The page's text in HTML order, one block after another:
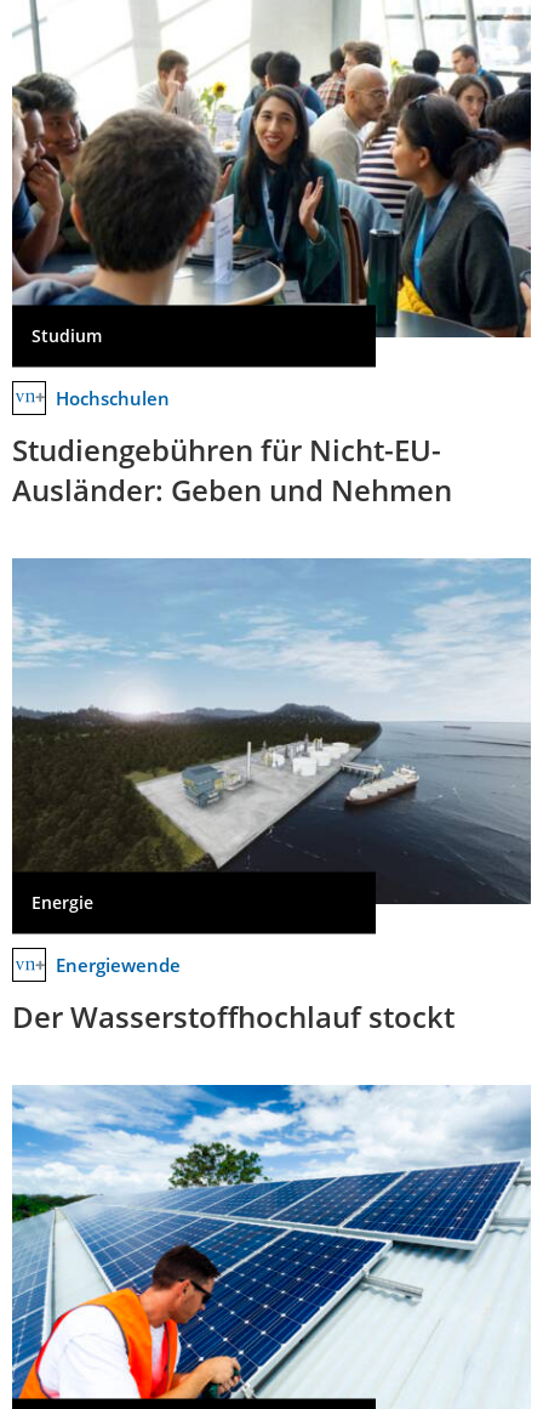
Studium
Hochschulen
Studiengebühren für Nicht-EU-
Ausländer: Geben und Nehmen
Energie
Energiewende
Der Wasserstoffhochlauf stockt